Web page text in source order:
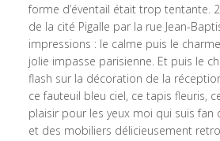
forme d’éventail était trop tentante.
de la cité Pigalle par la rue Jean-
impressions : le calme puis le
jolie impasse parisienne. Et puis le
flash sur la décoration de la
ce fauteuil bleu ciel, ce tapis fleuris,
plaisir pour les yeux moi qui suis fan
et des mobiliers délicieusement